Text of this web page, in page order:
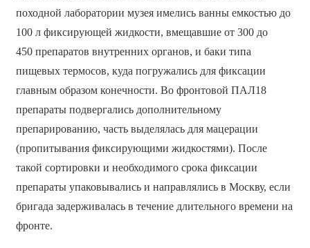
походной лаборатории музея имелись ванны емкостью до
100 л фиксирующей жидкости, вмещавшие от 300 до
450 препаратов внутренних органов, и баки типа
пищевых термосов, куда погружались для фиксации
главным образом конечности. Во фронтовой ПАЛ18
препараты подвергались дополнительному
препарированию, часть выделялась для мацерации
(пропитывания фиксирующими жидкостями). После
такой сортировки и необходимого срока фиксации
препараты упаковывались и направлялись в Москву, если
бригада задерживалась в течение длительного времени на
фронте.